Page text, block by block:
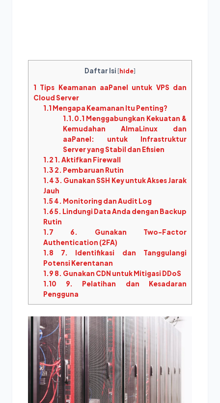
Daftar Isi [hide]
1 Tips Keamanan aaPanel untuk VPS dan
Cloud Server
1.1 Mengapa Keamanan Itu Penting?
1.1.0.1 Menggabungkan Kekuatan &
Kemudahan AlmaLinux dan
aaPanel: untuk Infrastruktur
Server yang Stabil dan Efisien
1.2 1. Aktifkan Firewall
1.3 2. Pembaruan Rutin
1.43. Gunakan SSH Key untuk Akses Jarak
Jauh
1.54. Monitoring dan Audit Log
1.65. Lindungi Data Anda dengan Backup
Rutin
1.7 6. Gunakan Two-Factor
Authentication (2FA)
1.8 7. Identifikasi dan Tanggulangi
Potensi Kerentanan
1.9 8. Gunakan CDN untuk Mitigasi DDoS
1.10 9. Pelatihan dan Kesadaran
Pengguna